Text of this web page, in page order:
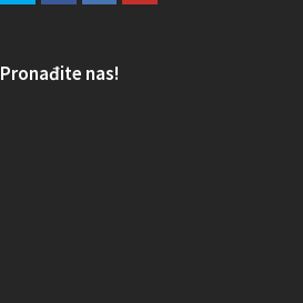
Pronađite nas!